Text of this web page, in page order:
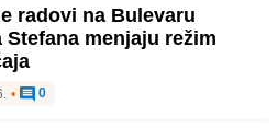
radovi na Bulevaru
Stefana menjaju režim
• 0